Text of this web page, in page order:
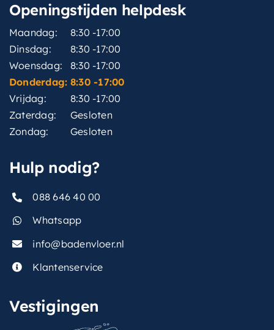
Openingstijden helpdesk
Maandag:
8:30 -17:00
Dinsdag:
8:30 -17:00
Woensdag:
8:30 -17:00
Donderdag: 8:30 -17:00
Vrijdag:
8:30 -17:00
Zaterdag:
Gesloten
Zondag:
Gesloten
Hulp nodig?
088 646 40 00
Whatsapp
info@badenvloer.nl
Klantenservice
Vestigingen